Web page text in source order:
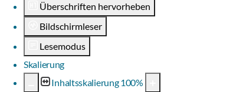
Überschriften hervorheben
Bildschirmleser
Lesemodus
Skalierung
Inhaltsskalierung100%